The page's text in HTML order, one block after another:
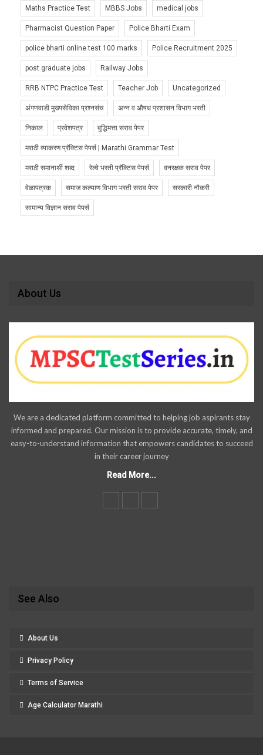
Maths Practice Test MBBS Jobs medical jobs
Pharmacist Question Paper Police Bharti Exam
police bharti online test 100 marks Police Recruitment 2025
post graduate jobs Railway Jobs
RRB NTPC Practice Test Teacher Job Uncategorized
अंगणवाडी मुख्यसेविका प्रश्नसंच अन्न व औषध प्रशासन विभाग भरती
निकाल प्रवेशपत्र बुद्धिमत्ता सराव पेपर
मराठी व्याकरण प्रॅक्टिस पेपर्स | Marathi Grammar Test
मराठी समानार्थी शब्द रेल्वे भरती प्रॅक्टिस पेपर्स वनरक्षक सराव पेपर
वेळापत्रक समाज कल्याण विभाग भरती सराव पेपर सरकारी नौकरी
सामान्य विज्ञान सराव पेपर्स
About Us
We are a dedicated platform committed to helping job aspirants stay
informed and prepared. Our mission is to provide accurate, timely, and
easy-to-understand information that empowers candidates to succeed
in their career journey
Read More...
See Also
About Us
Privacy Policy
Terms of Service
Age Calculator Marathi